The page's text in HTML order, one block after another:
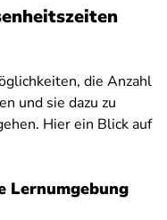
die Anzahl
und sie dazu zu
Hier ein Blick auf
Lernumgebung